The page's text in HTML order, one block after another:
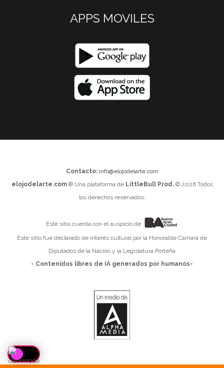
APPS MOVILES
Contacto: info@elojodelarte.com
elojodelarte.com® Una plataforma de LittleBull Prod.© 2026 Todos
los derechos reservados.
Este sitio cuenta con el auspicio de
Este sitio fue declarado de interés cultural por la Honorable Cámara de
Diputados de la Nación y la Legislatura Porteña
- Contenidos libres de IA generados por humanos-